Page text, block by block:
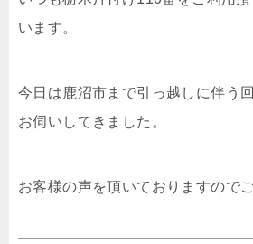
います。
今日は鹿沼市まで引っ越しに伴う
お伺いしてきました。
お客様の声を頂いておりますので